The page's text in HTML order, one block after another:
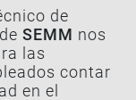
de
de SEMM nos
las
contar
en el